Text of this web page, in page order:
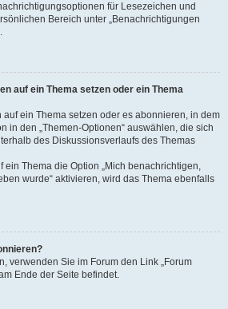
für Lesezeichen und
Bereich unter „Benachrichtigungen
auf ein Thema setzen oder ein Thema
ein Thema setzen oder es abonnieren, in dem
in den „Themen-Optionen“ auswählen, die sich
des Diskussionsverlaufs des Themas
ein Thema die Option „Mich benachrichtigen,
wurde“ aktivieren, wird das Thema ebenfalls
verwenden Sie im Forum den Link „Forum
Ende der Seite befindet.